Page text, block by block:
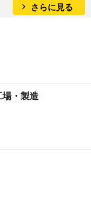
さらに見る
・製造